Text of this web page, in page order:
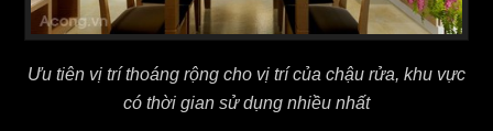
Ưu tiên vị trí thoáng rộng cho vị trí của chậu rửa, khu vực
có thời gian sử dụng nhiều nhất